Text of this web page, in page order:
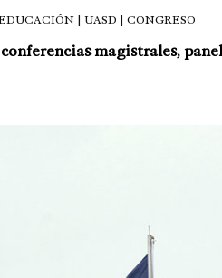
| UASD | CONGRESO
magistrales,